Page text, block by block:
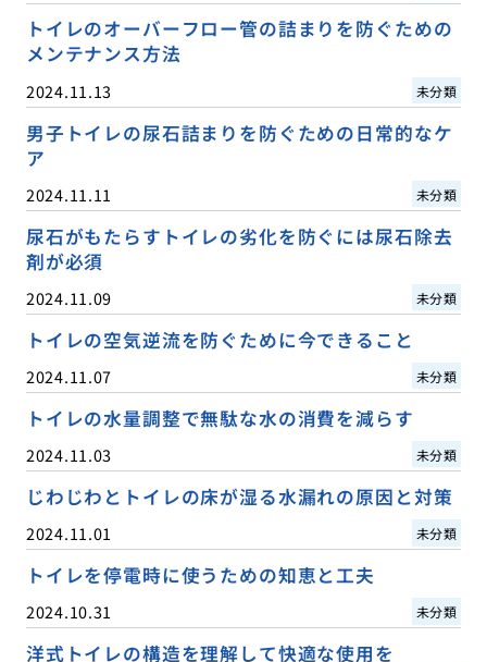
トイレのオーバーフロー管の詰まりを防ぐための
メンテナンス方法
2024.11.13 未分類
男子トイレの尿石詰まりを防ぐための日常的なケ
ア
2024.11.11 未分類
尿石がもたらすトイレの劣化を防ぐには尿石除去
剤が必須
2024.11.09 未分類
トイレの空気逆流を防ぐために今できること
2024.11.07 未分類
トイレの水量調整で無駄な水の消費を減らす
2024.11.03 未分類
じわじわとトイレの床が湿る水漏れの原因と対策
2024.11.01 未分類
トイレを停電時に使うための知恵と工夫
2024.10.31 未分類
洋式トイレの構造を理解して快適な使用を